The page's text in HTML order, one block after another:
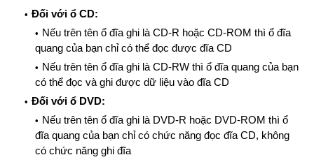
Đối với ổ CD:
Nếu trên tên ổ đĩa ghi là CD-R hoặc CD-ROM thì ổ đĩa
quang của bạn chỉ có thể đọc được đĩa CD
Nếu trên tên ổ đĩa ghi là CD-RW thì ổ đĩa quang của bạn
có thể đọc và ghi được dữ liệu vào đĩa CD
Đối với ổ DVD:
Nếu trên tên ổ đĩa ghi là DVD-R hoặc DVD-ROM thì ổ
đĩa quang của bạn chỉ có chức năng đọc đĩa CD, không
có chức năng ghi đĩa